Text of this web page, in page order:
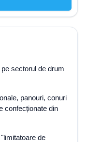
sectorul de drum
panouri, conuri
confecționate din
de